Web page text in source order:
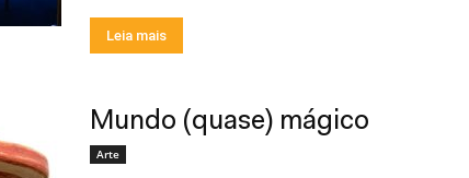
Leia mais
Mundo (quase) mágico
Arte